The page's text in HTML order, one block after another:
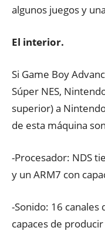
algunos juegos y
El interior.
Si Game Boy
Súper NES,
superior) a
de esta máquina
-Procesador: NDS
y un ARM7 con
-Sonido: 16
capaces de